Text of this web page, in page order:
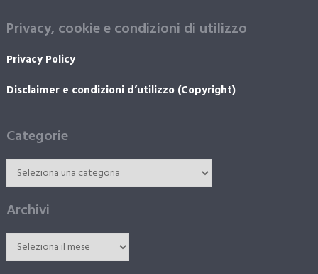
Privacy, cookie e condizioni di utilizzo
Privacy Policy
Disclaimer e condizioni d’utilizzo (Copyright)
Categorie
Archivi